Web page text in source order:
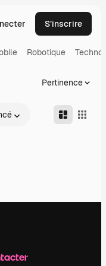
S’inscrire
Robotique
Pertinence